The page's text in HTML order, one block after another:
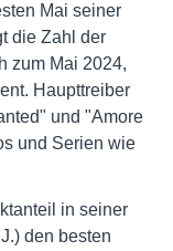
Mai seiner
die Zahl der
zum Mai 2024,
Haupttreiber
und "Amore
und Serien wie
in seiner
den besten